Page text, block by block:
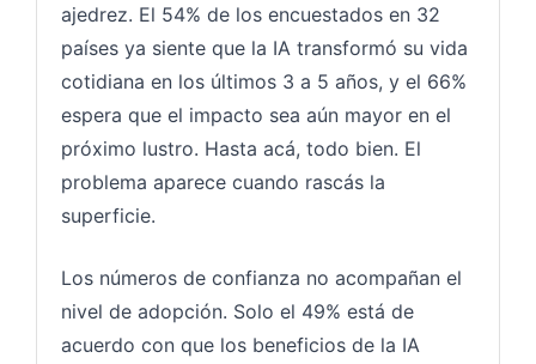
ajedrez. El 54% de los encuestados en 32
países ya siente que la IA transformó su vida
cotidiana en los últimos 3 a 5 años, y el 66%
espera que el impacto sea aún mayor en el
próximo lustro. Hasta acá, todo bien. El
problema aparece cuando rascás la
superficie.
Los números de confianza no acompañan el
nivel de adopción. Solo el 49% está de
acuerdo con que los beneficios de la IA